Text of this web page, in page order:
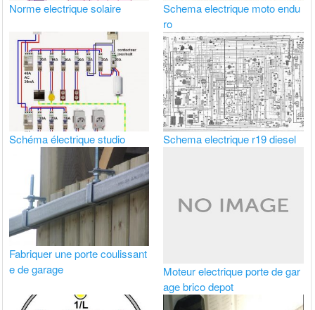
Norme electrique solaire
Schema electrique moto endu
ro
Schéma électrique studio Schema electrique r19 diesel
Fabriquer une porte coulissant
e de garage
Moteur electrique porte de gar
age brico depot